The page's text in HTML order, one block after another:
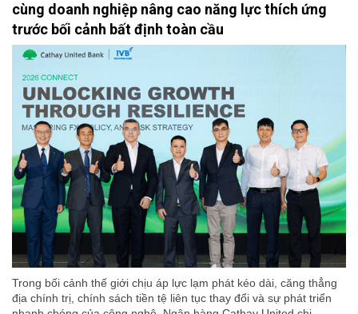
cùng doanh nghiệp nâng cao năng lực thích ứng
trước bối cảnh bất định toàn cầu
Trong bối cảnh thế giới chịu áp lực lạm phát kéo dài, căng thẳng
địa chính trị, chính sách tiền tệ liên tục thay đổi và sự phát triển